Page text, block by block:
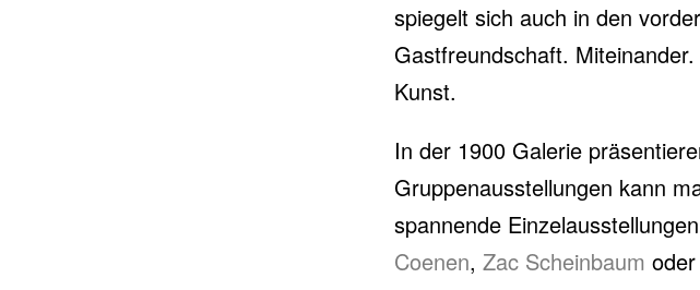
spiegelt sich auch in den
Gastfreundschaft.
Kunst.
In der 1900 Galerie
Gruppenausstellungen kann
spannende
Coenen, Zac Scheinbaum oder